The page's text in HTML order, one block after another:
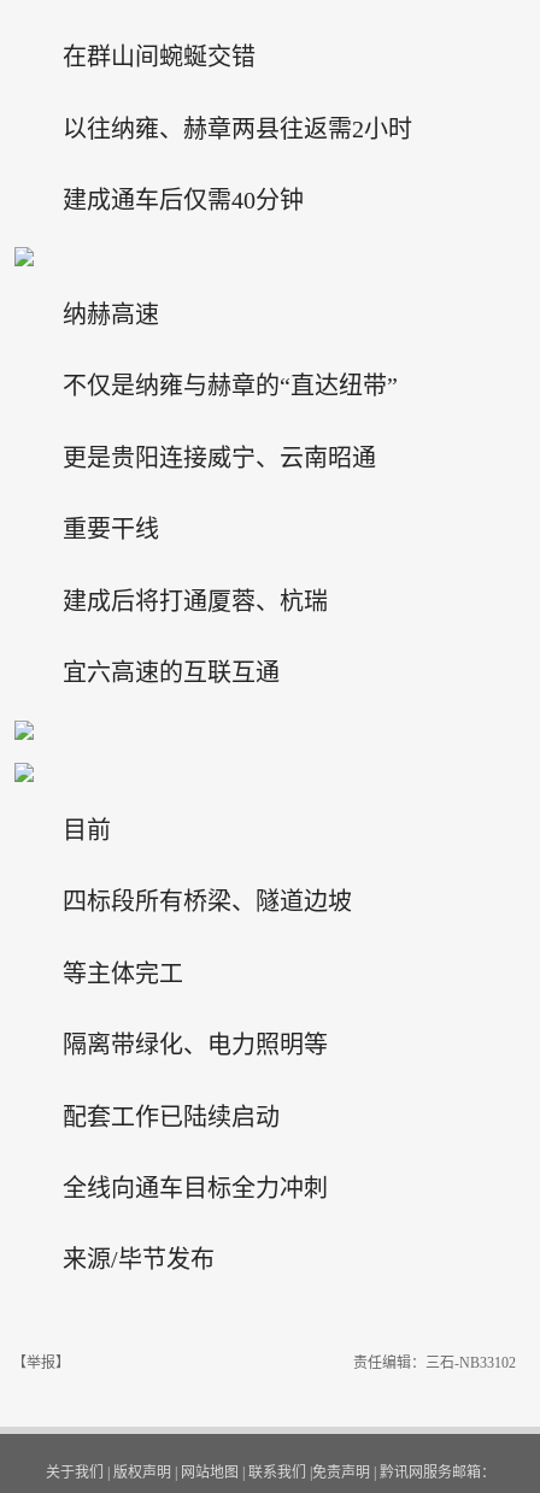
在群山间蜿蜒交错
以往纳雍、赫章两县往返需2小时
建成通车后仅需40分钟
纳赫高速
不仅是纳雍与赫章的“直达纽带”
更是贵阳连接威宁、云南昭通
重要干线
建成后将打通厦蓉、杭瑞
宜六高速的互联互通
目前
四标段所有桥梁、隧道边坡
等主体完工
隔离带绿化、电力照明等
配套工作已陆续启动
全线向通车目标全力冲刺
来源/毕节发布
【举报】 责任编辑：三石-NB33102
关于我们 | 版权声明 | 网站地图 | 联系我们 |免责声明 | 黔讯网服务邮箱：